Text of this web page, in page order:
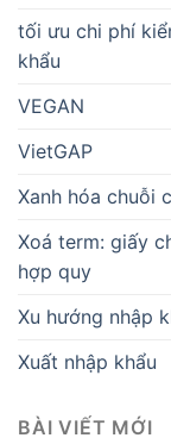
tối ưu chi phí
khẩu
VEGAN
VietGAP
Xanh hóa chuỗi
Xoá term: giấy
hợp quy
Xu hướng nhập
Xuất nhập khẩu
BÀI VIẾT MỚI